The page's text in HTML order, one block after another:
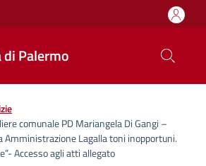
di Palermo
comunale PD Mariangela Di Gangi –
Amministrazione Lagalla toni inopportuni.
Accesso agli atti allegato